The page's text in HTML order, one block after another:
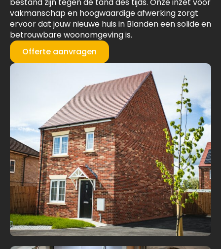
vakmanschap en hoogwaardige afwerking zorgt
ervoor dat jouw nieuwe huis in Blanden een solide en
betrouwbare woonomgeving is.
Offerte aanvragen